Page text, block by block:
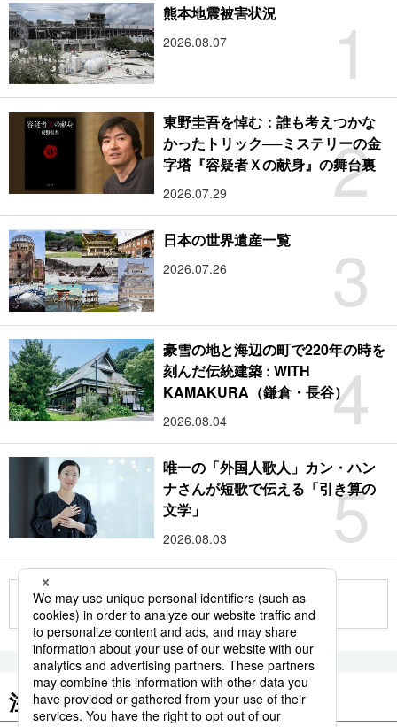
1
熊本地震被害状況
2026.08.07
2
東野圭吾を悼む：誰も考えつかな
かったトリック──ミステリーの金
字塔『容疑者Ｘの献身』の舞台裏
2026.07.29
3
日本の世界遺産一覧
2026.07.26
4
豪雪の地と海辺の町で220年の時を
刻んだ伝統建築 : WITH
KAMAKURA（鎌倉・長谷）
2026.08.04
5
唯一の「外国人歌人」カン・ハン
ナさんが短歌で伝える「引き算の
文学」
2026.08.03
もっと見る
注目のキーワード